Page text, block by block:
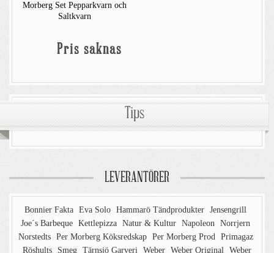
Morberg Set Pepparkvarn och
Saltkvarn
Pris saknas
Tips
LEVERANTÖRER
Bonnier Fakta Eva Solo Hammarö Tändprodukter Jensengrill
Joe´s Barbeque Kettlepizza Natur & Kultur Napoleon Norrjern
Norstedts Per Morberg Köksredskap Per Morberg Prod Primagaz
Röshults
Smeg Tärnsjö Garveri Weber Weber Original Weber